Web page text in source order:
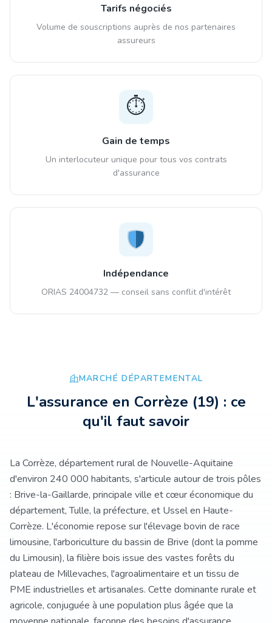
Tarifs négociés
Volume de souscriptions auprès de nos partenaires
assureurs
⏱️
Gain de temps
Un interlocuteur unique pour tous vos contrats
d'assurance
Indépendance
ORIAS 24004732 — conseil sans conflit d'intérêt
MARCHÉ DÉPARTEMENTAL
L'assurance en Corrèze (19) : ce
qu'il faut savoir
La Corrèze, département rural de Nouvelle-Aquitaine
d'environ 240 000 habitants, s'articule autour de trois pôles
: Brive-la-Gaillarde, principale ville et cœur économique du
département, Tulle, la préfecture, et Ussel en Haute-
Corrèze. L'économie repose sur l'élevage bovin de race
limousine, l'arboriculture du bassin de Brive (dont la pomme
du Limousin), la filière bois issue des vastes forêts du
plateau de Millevaches, l'agroalimentaire et un tissu de
PME industrielles et artisanales. Cette dominante rurale et
agricole, conjuguée à une population plus âgée que la